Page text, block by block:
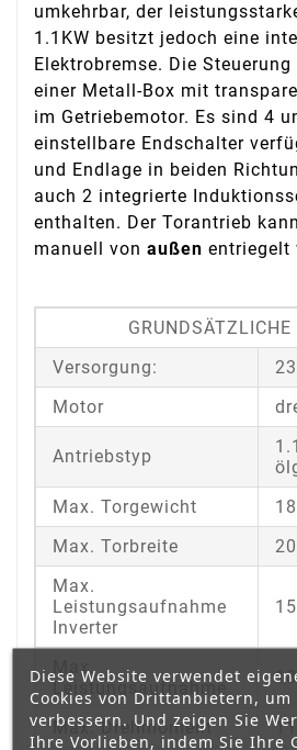
umkehrbar, der
1.1KW besitzt jedoch eine
Elektrobremse. Die
einer Metall-Box mit
im Getriebemotor. Es sind 4
einstellbare Endschalter
und Endlage in beiden
auch 2 integrierte
enthalten. Der Torantrieb
manuell von außen entriegelt
GRUNDSÄTZLICHE
Versorgung:
Motor
Antriebstyp
Max. Torgewicht
Max. Torbreite
Max.
Leistungsaufnahme
Inverter
Max.
Leistungsaufnahme
Max. Drehmoment
Diese Website verwendet
Cookies von Drittanbietern, um
verbessern. Und zeigen Sie
Ihre Vorlieben, indem Sie Ihre